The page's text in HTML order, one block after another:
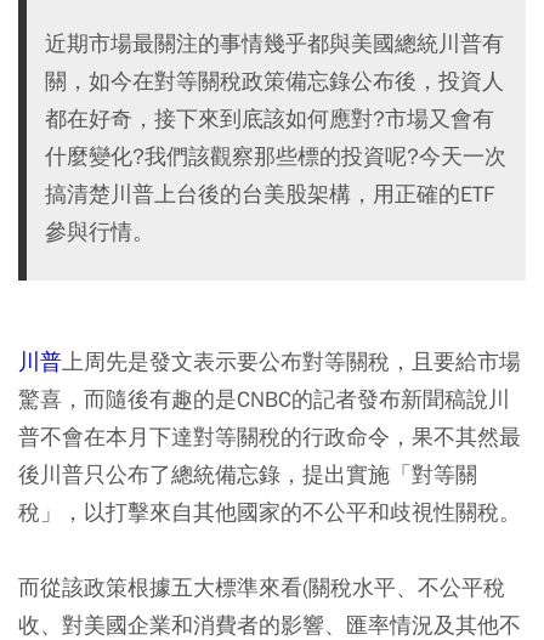
近期市場最關注的事情幾乎都與美國總統川普有
關，如今在對等關稅政策備忘錄公布後，投資人
都在好奇，接下來到底該如何應對?市場又會有
什麼變化?我們該觀察那些標的投資呢?今天一次
搞清楚川普上台後的台美股架構，用正確的ETF
參與行情。
川普 上周先是發文表示要公布對等關稅，且要給市場
驚喜，而隨後有趣的是CNBC的記者發布新聞稿說川
普不會在本月下達對等關稅的行政命令，果不其然最
後川普只公布了總統備忘錄，提出實施「對等關
稅」，以打擊來自其他國家的不公平和歧視性關稅。
而從該政策根據五大標準來看(關稅水平、不公平稅
收、對美國企業和消費者的影響、匯率情況及其他不